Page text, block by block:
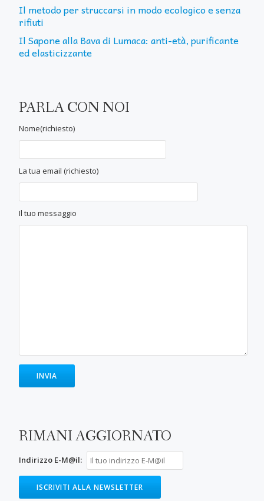
Il metodo per struccarsi in modo ecologico e senza
rifiuti
Il Sapone alla Bava di Lumaca: anti-età, purificante
ed elasticizzante
PARLA CON NOI
Nome(richiesto)
La tua email (richiesto)
Il tuo messaggio
RIMANI AGGIORNATO
Indirizzo E-M@il: